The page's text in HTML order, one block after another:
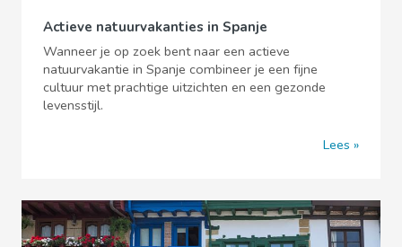
Actieve natuurvakanties in Spanje
Wanneer je op zoek bent naar een actieve
natuurvakantie in Spanje combineer je een fijne
cultuur met prachtige uitzichten en een gezonde
levensstijl.
Lees